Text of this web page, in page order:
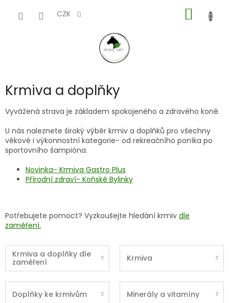
CZK
KOŠÍK
Krmiva a doplňky
Vyvážená strava je základem spokojeného a zdravého koně.
U nás naleznete široký výběr krmiv a doplňků pro všechny
věkové i výkonnostní kategorie- od rekreačního poníka po
sportovního šampióna.
Novinka- Krmiva Gastro Plus
Přírodní zdraví- Koňské Bylinky
Potřebujete pomoct? Vyzkoušejte hledání krmiv dle
zaměření.
Krmiva a doplňky dle
zaměření
Krmiva
Doplňky ke krmivům Minerály a vitamíny